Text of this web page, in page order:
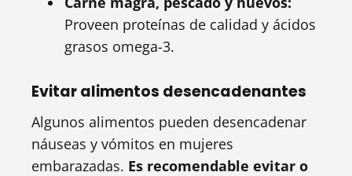
Proveen proteínas de calidad y ácidos
grasos omega-3.
Evitar alimentos desencadenantes
Algunos alimentos pueden desencadenar
náuseas y vómitos en mujeres
embarazadas. Es recomendable evitar o